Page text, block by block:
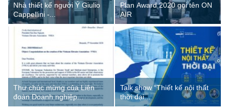
Nhà thiết kế người Ý Giulio
Cappellini -...
Plan Award 2020 gọi tên ON
AIR
Thư chúc mừng của Liên
đoàn Doanh nghiệp...
Talk show “Thiết kế nội thất
thời đại...